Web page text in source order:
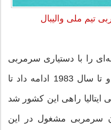
تیم ملی والیبال
را با دستیاری سرمربی
آرژانتین در سال 1981 آغاز و تا سال 1983 ادامه داد تا
ایتالیا راهی این کشور شد
عنوان سرمربی مشغول در این